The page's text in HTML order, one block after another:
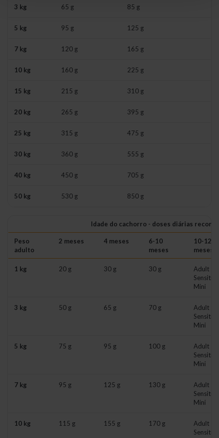
3 kg 65 g 85 g
5 kg 95 g 125 g
7 kg 120 g 165 g
10 kg 160 g 225 g
15 kg 215 g 310 g
20 kg 265 g 395 g
25 kg 315 g 475 g
30 kg 360 g 555 g
40 kg 450 g 705 g
50 kg 530 g 850 g
Idade do cachorro - doses diárias
Peso
adulto
2 meses 4 meses
6-10
meses
10-12
meses
1 kg 20 g 30 g 30 g
Adult
Sensitive
Mini
3 kg 50 g 65 g 70 g
Adult
Sensitive
Mini
5 kg 75 g 95 g 100 g
Adult
Sensitive
Mini
7 kg 95 g 125 g 130 g
Adult
Sensitive
Mini
10 kg 115 g 155 g 170 g
Adult
Sensitive